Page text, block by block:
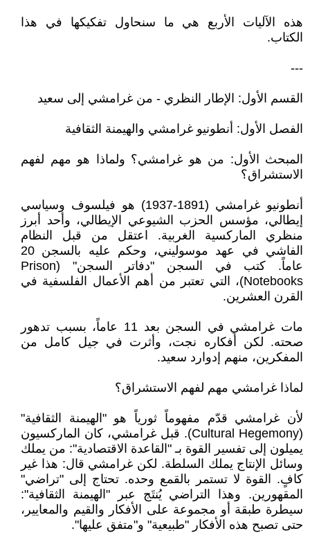
هذه الآليات الأربع هي ما سنحاول تفكيكها في هذا
الكتاب.
---
القسم الأول: الإطار النظري - من غرامشي إلى سعيد
الفصل الأول: أنطونيو غرامشي والهيمنة الثقافية
المبحث الأول: من هو غرامشي؟ ولماذا هو مهم لفهم
الاستشراق؟
أنطونيو غرامشي (1891-1937) هو فيلسوف وسياسي
إيطالي، مؤسس الحزب الشيوعي الإيطالي، وأحد أبرز
منظري الماركسية الغربية. اعتقل من قبل النظام
الفاشي في عهد موسوليني، وحكم عليه بالسجن 20
عاماً. كتب في السجن "دفاتر السجن" (Prison
Notebooks)، التي تعتبر من أهم الأعمال الفلسفية في
القرن العشرين.
مات غرامشي في السجن بعد 11 عاماً، بسبب تدهور
صحته. لكن أفكاره نجت، وأثرت في جيل كامل من
المفكرين، منهم إدوارد سعيد.
لماذا غرامشي مهم لفهم الاستشراق؟
لأن غرامشي قدّم مفهوماً ثورياً هو "الهيمنة الثقافية"
(Cultural Hegemony). قبل غرامشي، كان الماركسيون
يميلون إلى تفسير القوة بـ "القاعدة الاقتصادية": من يملك
وسائل الإنتاج يملك السلطة. لكن غرامشي قال: هذا غير
كافٍ. القوة لا تستمر بالقمع وحده. تحتاج إلى "تراضي"
المقهورين. وهذا التراضي يُنتَج عبر "الهيمنة الثقافية":
سيطرة طبقة أو مجموعة على الأفكار والقيم والمعايير،
حتى تصبح هذه الأفكار "طبيعية" و"متفق عليها".